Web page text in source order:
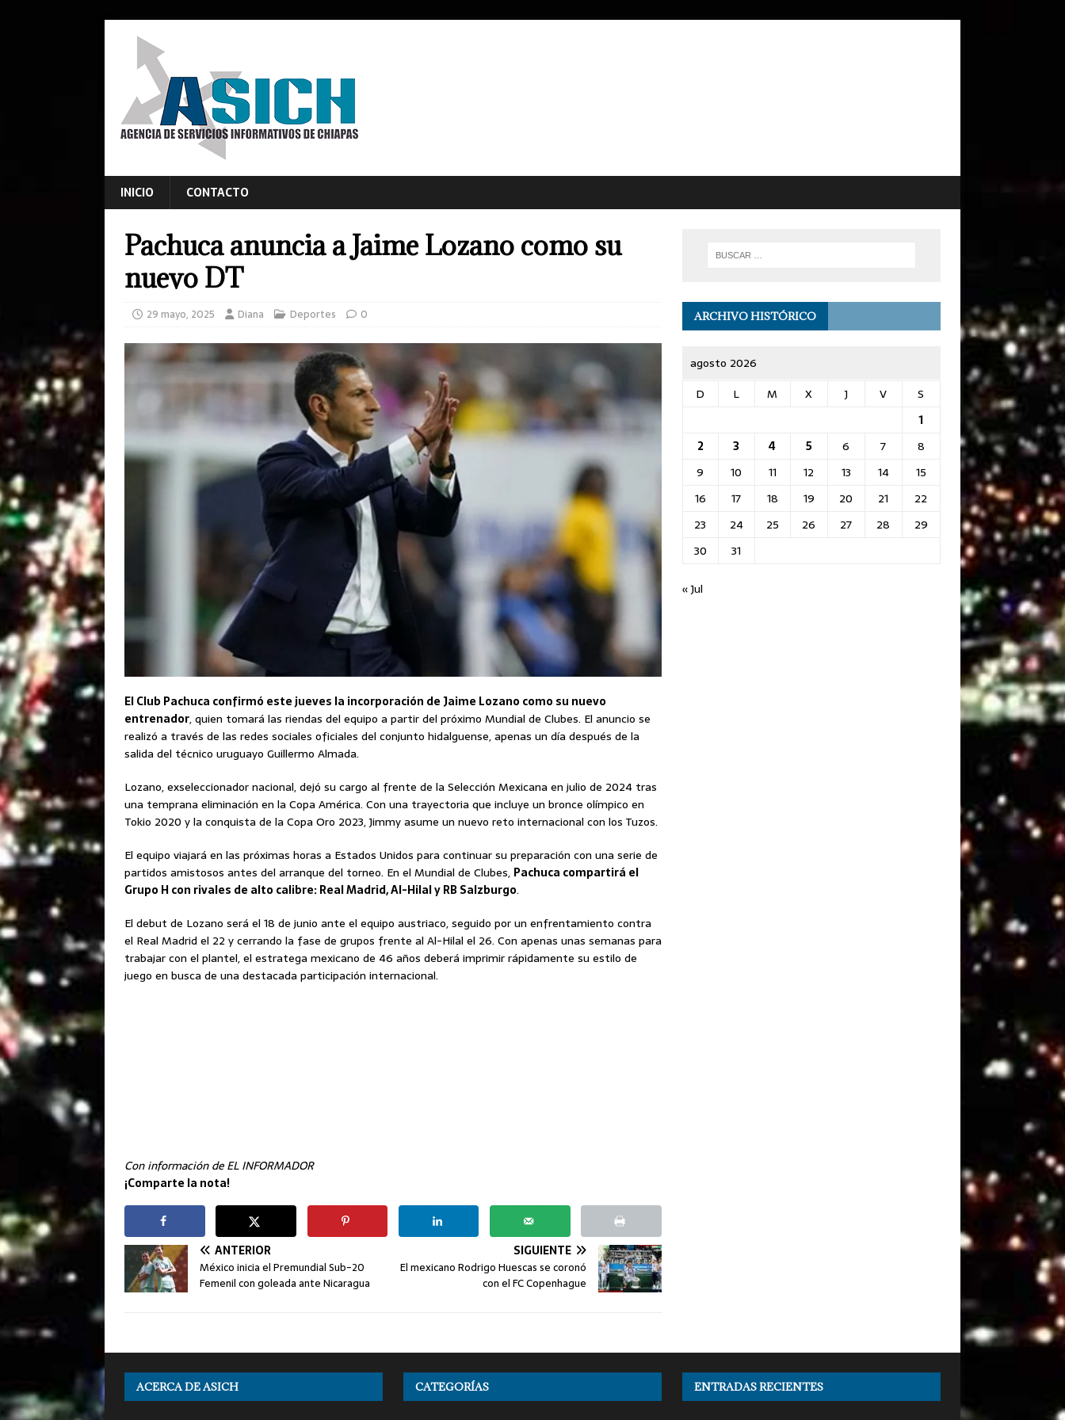
INICIO CONTACTO
Pachuca anuncia a Jaime Lozano como su
nuevo DT
29 mayo, 2025 Diana Deportes 0
El Club Pachuca confirmó este jueves la incorporación de Jaime Lozano como su nuevo
entrenador, quien tomará las riendas del equipo a partir del próximo Mundial de Clubes. El anuncio se
realizó a través de las redes sociales oficiales del conjunto hidalguense, apenas un día después de la
salida del técnico uruguayo Guillermo Almada.
Lozano, exseleccionador nacional, dejó su cargo al frente de la Selección Mexicana en julio de 2024 tras
una temprana eliminación en la Copa América. Con una trayectoria que incluye un bronce olímpico en
Tokio 2020 y la conquista de la Copa Oro 2023, Jimmy asume un nuevo reto internacional con los Tuzos.
El equipo viajará en las próximas horas a Estados Unidos para continuar su preparación con una serie de
partidos amistosos antes del arranque del torneo. En el Mundial de Clubes, Pachuca compartirá el
Grupo H con rivales de alto calibre: Real Madrid, Al-Hilal y RB Salzburgo.
El debut de Lozano será el 18 de junio ante el equipo austriaco, seguido por un enfrentamiento contra
el Real Madrid el 22 y cerrando la fase de grupos frente al Al-Hilal el 26. Con apenas unas semanas para
trabajar con el plantel, el estratega mexicano de 46 años deberá imprimir rápidamente su estilo de
juego en busca de una destacada participación internacional.
Con información de EL INFORMADOR
¡Comparte la nota!
ANTERIOR
México inicia el Premundial Sub-20
Femenil con goleada ante Nicaragua
SIGUIENTE
El mexicano Rodrigo Huescas se coronó
con el FC Copenhague
ARCHIVO HISTÓRICO
agosto 2026
D
L M X J V
S
1
2
3 4 5 6 7
8
9
10 11 12 13 14
15
16
17 18 19 20 21
22
23
24 25 26 27 28
29
30
31
« Jul
ACERCA DE ASICH CATEGORÍAS ENTRADAS RECIENTES